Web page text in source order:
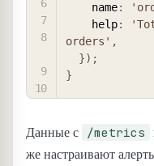
    name
:
    help
:
orders' ,
}) ;
}
Данные с /metrics
же настраивают